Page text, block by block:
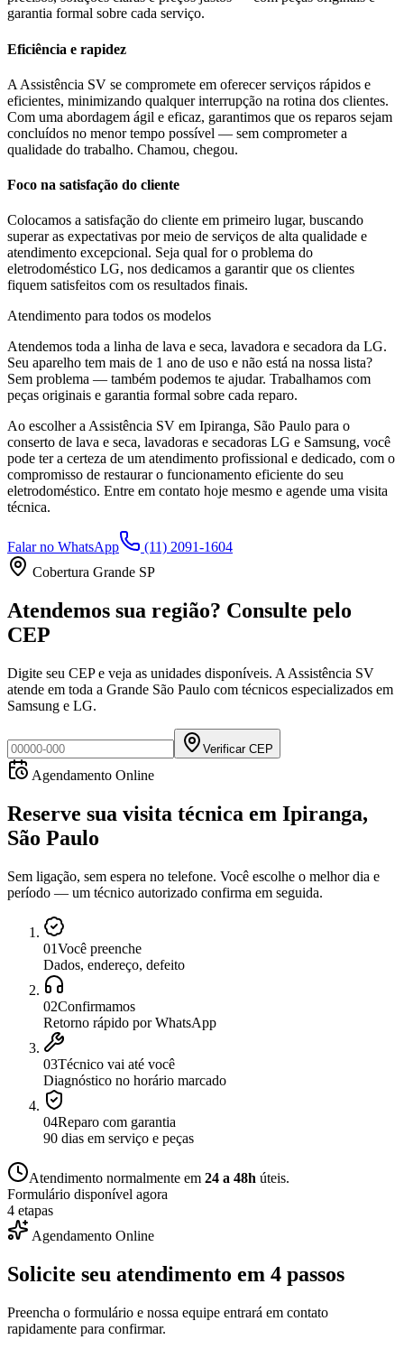
garantia formal sobre cada serviço.
Eficiência e rapidez
A Assistência SV se compromete em oferecer serviços rápidos e
eficientes, minimizando qualquer interrupção na rotina dos clientes.
Com uma abordagem ágil e eficaz, garantimos que os reparos sejam
concluídos no menor tempo possível — sem comprometer a
qualidade do trabalho. Chamou, chegou.
Foco na satisfação do cliente
Colocamos a satisfação do cliente em primeiro lugar, buscando
superar as expectativas por meio de serviços de alta qualidade e
atendimento excepcional. Seja qual for o problema do
eletrodoméstico LG, nos dedicamos a garantir que os clientes
fiquem satisfeitos com os resultados finais.
Atendimento para todos os modelos
Atendemos toda a linha de lava e seca, lavadora e secadora da LG.
Seu aparelho tem mais de 1 ano de uso e não está na nossa lista?
Sem problema — também podemos te ajudar. Trabalhamos com
peças originais e garantia formal sobre cada reparo.
Ao escolher a Assistência SV em Ipiranga, São Paulo para o
conserto de lava e seca, lavadoras e secadoras LG e Samsung, você
pode ter a certeza de um atendimento profissional e dedicado, com o
compromisso de restaurar o funcionamento eficiente do seu
eletrodoméstico. Entre em contato hoje mesmo e agende uma visita
técnica.
Falar no WhatsApp
(11) 2091-1604
Cobertura Grande SP
Atendemos sua região? Consulte pelo
CEP
Digite seu CEP e veja as unidades disponíveis. A Assistência SV
atende em toda a Grande São Paulo com técnicos especializados em
Samsung e LG.
Verificar CEP
Agendamento Online
Reserve sua visita técnica em Ipiranga,
São Paulo
Sem ligação, sem espera no telefone. Você escolhe o melhor dia e
período — um técnico autorizado confirma em seguida.
01Você preenche
Dados, endereço, defeito
02Confirmamos
Retorno rápido por WhatsApp
03Técnico vai até você
Diagnóstico no horário marcado
04Reparo com garantia
90 dias em serviço e peças
Atendimento normalmente em 24 a 48h úteis.
Formulário disponível agora
4 etapas
Agendamento Online
Solicite seu atendimento em 4 passos
Preencha o formulário e nossa equipe entrará em contato
rapidamente para confirmar.